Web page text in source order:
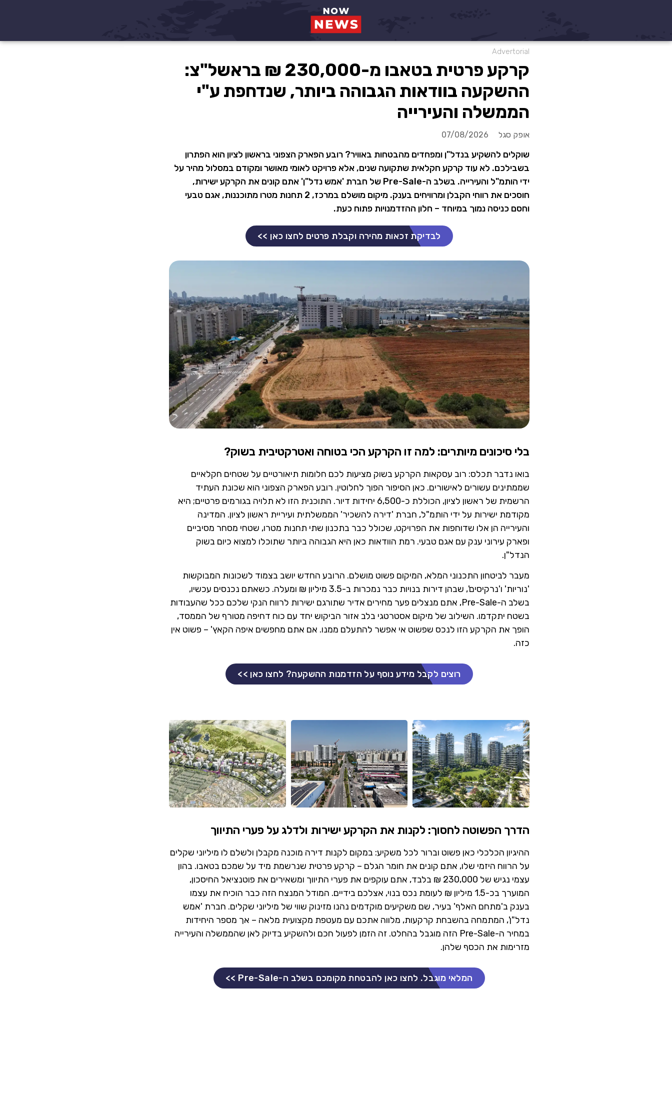
Advertorial
קרקע פרטית בטאבו מ-230,000 ₪ בראשל"צ:
ההשקעה בוודאות הגבוהה ביותר, שנדחפת ע"י
הממשלה והעירייה
אופק סגל 07/08/2026
שוקלים להשקיע בנדל"ן ומפחדים מהבטחות באוויר? רובע הפארק הצפוני בראשון לציון הוא הפתרון
בשבילכם. לא עוד קרקע חקלאית שתקועה שנים, אלא פרויקט לאומי מאושר ומקודם במסלול מהיר על
ידי הותמ"ל והעירייה. בשלב ה-Pre-Sale של חברת 'אמש נדל"ן' אתם קונים את הקרקע ישירות,
חוסכים את רווחי הקבלן ומרוויחים בענק. מיקום מושלם במרכז, 2 תחנות מטרו מתוכננות, אגם טבעי
וחסם כניסה נמוך במיוחד – חלון ההזדמנויות פתוח כעת.
לבדיקת זכאות מהירה וקבלת פרטים לחצו כאן >>
בלי סיכונים מיותרים: למה זו הקרקע הכי בטוחה ואטרקטיבית בשוק?
בואו נדבר תכלס: רוב עסקאות הקרקע בשוק מציעות לכם חלומות תיאורטיים על שטחים חקלאיים
שממתינים עשורים לאישורים. כאן הסיפור הפוך לחלוטין. רובע הפארק הצפוני הוא שכונת העתיד
הרשמית של ראשון לציון, הכוללת כ-6,500 יחידות דיור. התוכנית הזו לא תלויה בגורמים פרטיים; היא
מקודמת ישירות על ידי הותמ"ל, חברת 'דירה להשכיר' הממשלתית ועיריית ראשון לציון. המדינה
והעירייה הן אלו שדוחפות את הפרויקט, שכולל כבר בתכנון שתי תחנות מטרו, שטחי מסחר מסיביים
ופארק עירוני ענק עם אגם טבעי. רמת הוודאות כאן היא הגבוהה ביותר שתוכלו למצוא כיום בשוק
הנדל"ן.
מעבר לביטחון התכנוני המלא, המיקום פשוט מושלם. הרובע החדש יושב בצמוד לשכונות המבוקשות
'נוריות' ו'נרקיסים', שבהן דירות בנויות כבר נמכרות ב-3.5 מיליון ₪ ומעלה. כשאתם נכנסים עכשיו,
בשלב ה-Pre-Sale, אתם מנצלים פער מחירים אדיר שתורגם ישירות לרווח הנקי שלכם ככל שהעבודות
בשטח יתקדמו. השילוב של מיקום אסטרטגי בלב אזור הביקוש יחד עם כוח דחיפה מטורף של הממסד,
הופך את הקרקע הזו לנכס שפשוט אי אפשר להתעלם ממנו. אם אתם מחפשים איפה הקאץ' – פשוט אין
כזה.
רוצים לקבל מידע נוסף על הזדמנות ההשקעה? לחצו כאן >>
הדרך הפשוטה לחסוך: לקנות את הקרקע ישירות ולדלג על פערי התיווך
ההיגיון הכלכלי כאן פשוט וברור לכל משקיע: במקום לקנות דירה מוכנה מקבלן ולשלם לו מיליוני שקלים
על הרווח היזמי שלו, אתם קונים את חומר הגלם – קרקע פרטית שנרשמת מיד על שמכם בטאבו. בהון
עצמי נגיש של 230,000 ₪ בלבד, אתם עוקפים את פערי התיווך ומשאירים את פוטנציאל החיסכון,
המוערך בכ-1.5 מיליון ₪ לעומת נכס בנוי, אצלכם בידיים. המודל המנצח הזה כבר הוכיח את עצמו
בענק ב'מתחם האלף' בעיר, שם משקיעים מוקדמים נהנו מזינוק שווי של מיליוני שקלים. חברת 'אמש
נדל"ן', המתמחה בהשבחת קרקעות, מלווה אתכם עם מעטפת מקצועית מלאה – אך מספר היחידות
במחיר ה-Pre-Sale הזה מוגבל בהחלט. זה הזמן לפעול חכם ולהשקיע בדיוק לאן שהממשלה והעירייה
מזרימות את הכסף שלהן.
המלאי מוגבל. לחצו כאן להבטחת מקומכם בשלב ה-Pre-Sale >>